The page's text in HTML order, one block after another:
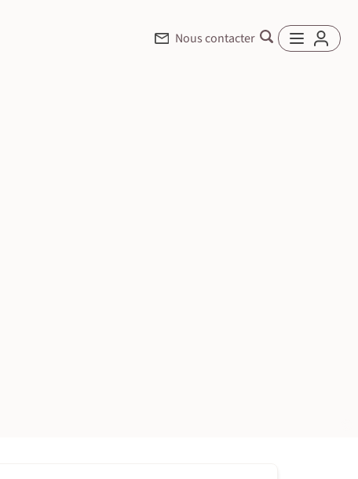
Nous contacter